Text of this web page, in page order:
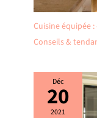
Cuisine équipée
Conseils &
Déc
20
2021